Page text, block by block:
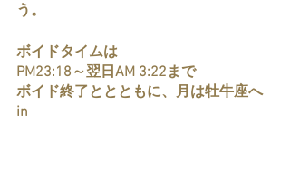
う。
ボイドタイムは
PM23:18～翌日AM 3:22まで
ボイド終了ととともに、月は牡牛座へ
in